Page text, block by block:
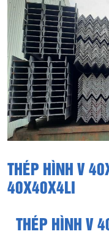
THÉP HÌNH V
40X40X4LI
THÉP HÌNH V